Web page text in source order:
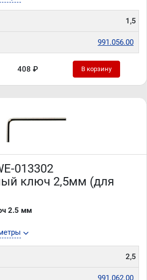
1,5
991.056.00
408 ₽ В корзину
013302
ключ 2,5мм (для
2.5 мм
2,5
991.062.00